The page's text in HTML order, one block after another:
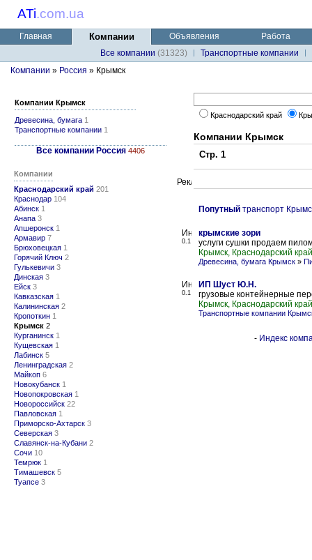
ATi.com.ua
Главная Компании Объявления
Работа
Все компании (31323)
Транспортные компании
Компании » Россия » Крымск
Компании Крымск
Древесина, бумага 1
Транспортные компании 1
Все компании Россия 4406
Компании
Краснодарский край 201
Краснодар 104
Абинск 1
Анапа 3
Апшеронск 1
Армавир 7
Брюховецкая 1
Горячий Ключ 2
Гулькевичи 3
Динская 3
Ейск 3
Кавказская 1
Калининская 2
Кропоткин 1
Крымск 2
Курганинск 1
Кущевская 1
Лабинск 5
Ленинградская 2
Майкоп 6
Новокубанск 1
Новопокровская 1
Новороссийск 22
Павловская 1
Приморско-Ахтарск 3
Северская 3
Славянск-на-Кубани 2
Сочи 10
Темрюк 1
Тимашевск 5
Туапсе 3
Краснодарский край
Компании Крымск
Стр. 1
Попутный транспорт
0.1
крымские зори
услуги сушки продаем
Крымск, Краснодарский край
Древесина, бумага Крымск »
0.1
ИП Шуст Ю.Н.
грузовые контейнерные
Крымск, Краснодарский край
Транспортные компании
- Индекс